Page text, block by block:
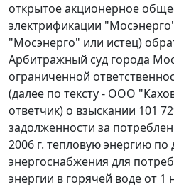
открытое акционерное
электрификации
"Мосэнерго" или истец)
Арбитражный суд города
ограниченной
(далее по тексту - ООО
ответчик) о взыскании 101
задолженности за
2006 г. тепловую энергию по
энергоснабжения для
энергии в горячей воде от 1